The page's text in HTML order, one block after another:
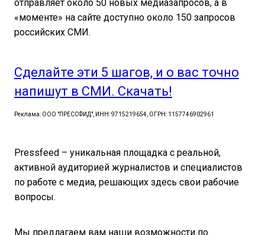
отправляет около 50 новых медиазапросов, а в
«моменте» на сайте доступно около 150 запросов
российских СМИ.
Сделайте эти 5 шагов, и о вас точно
напишут в СМИ. Скачать!
Реклама: ООО "ПРЕССФИД", ИНН: 9715219654, ОГРН: 1157746902961
Pressfeed – уникальная площадка с реальной,
активной аудиторией журналистов и специалистов
по работе с медиа, решающих здесь свои рабочие
вопросы.
Мы предлагаем вам наши возможности по